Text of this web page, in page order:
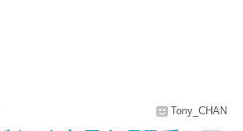
Tony_CHAN